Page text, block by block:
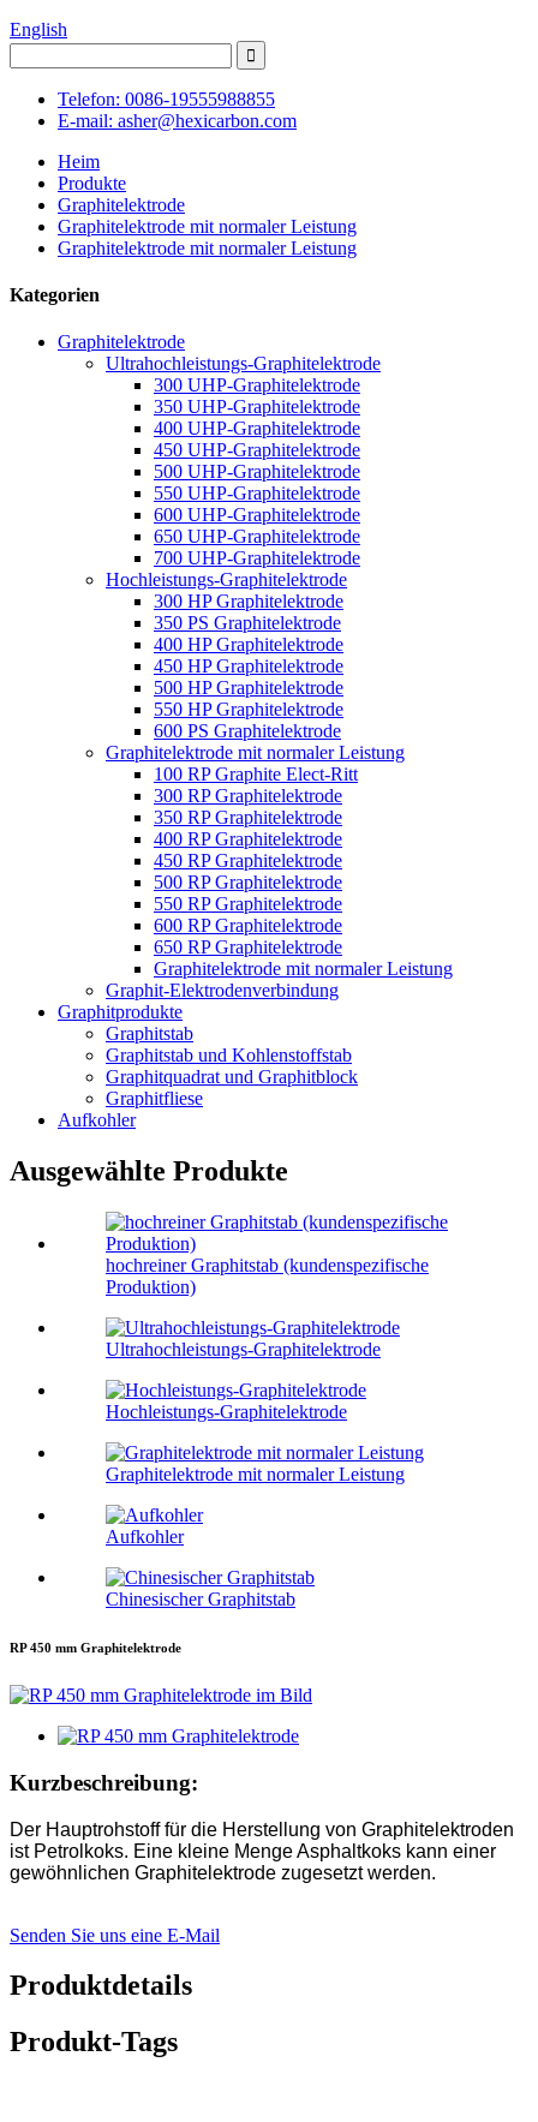
English
Telefon: 0086-19555988855
E-mail: asher@hexicarbon.com
Heim
Produkte
Graphitelektrode
Graphitelektrode mit normaler Leistung
Graphitelektrode mit normaler Leistung
Kategorien
Graphitelektrode
Ultrahochleistungs-Graphitelektrode
300 UHP-Graphitelektrode
350 UHP-Graphitelektrode
400 UHP-Graphitelektrode
450 UHP-Graphitelektrode
500 UHP-Graphitelektrode
550 UHP-Graphitelektrode
600 UHP-Graphitelektrode
650 UHP-Graphitelektrode
700 UHP-Graphitelektrode
Hochleistungs-Graphitelektrode
300 HP Graphitelektrode
350 PS Graphitelektrode
400 HP Graphitelektrode
450 HP Graphitelektrode
500 HP Graphitelektrode
550 HP Graphitelektrode
600 PS Graphitelektrode
Graphitelektrode mit normaler Leistung
100 RP Graphite Elect-Ritt
300 RP Graphitelektrode
350 RP Graphitelektrode
400 RP Graphitelektrode
450 RP Graphitelektrode
500 RP Graphitelektrode
550 RP Graphitelektrode
600 RP Graphitelektrode
650 RP Graphitelektrode
Graphitelektrode mit normaler Leistung
Graphit-Elektrodenverbindung
Graphitprodukte
Graphitstab
Graphitstab und Kohlenstoffstab
Graphitquadrat und Graphitblock
Graphitfliese
Aufkohler
Ausgewählte Produkte
hochreiner Graphitstab (kundenspezifische
Produktion)
Ultrahochleistungs-Graphitelektrode
Hochleistungs-Graphitelektrode
Graphitelektrode mit normaler Leistung
Aufkohler
Chinesischer Graphitstab
RP 450 mm Graphitelektrode
Kurzbeschreibung:
Der Hauptrohstoff für die Herstellung von Graphitelektroden
ist Petrolkoks. Eine kleine Menge Asphaltkoks kann einer
gewöhnlichen Graphitelektrode zugesetzt werden.
Senden Sie uns eine E-Mail
Produktdetails
Produkt-Tags